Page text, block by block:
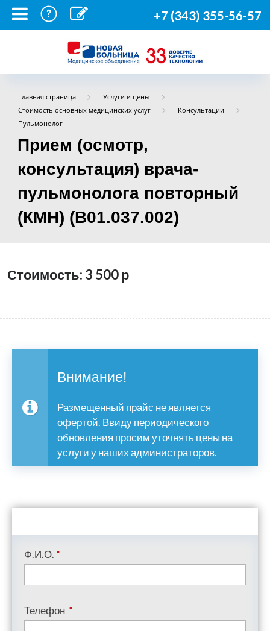
+7 (343) 355-56-57
Главная страница
Услуги и цены
Стоимость основных медицинских услуг
Консультации
Пульмонолог
Прием (осмотр,
консультация) врача-
пульмонолога повторный
(КМН) (B01.037.002)
Стоимость: 3 500р
Внимание!
Размещенный прайс не является
офертой. Ввиду периодического
обновления просим уточнять цены на
услуги у наших администраторов.
Ф.И.О. *
Телефон *